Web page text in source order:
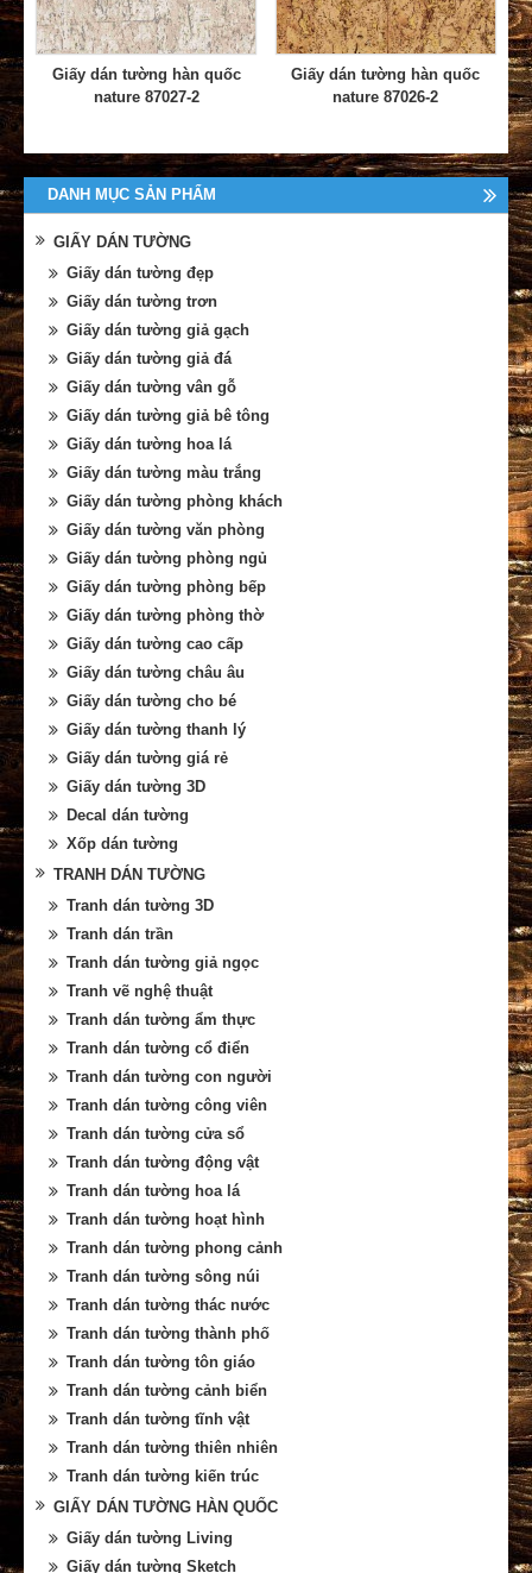
Giấy dán tường hàn quốc
nature 87027-2
Giấy dán tường hàn quốc
nature 87026-2
DANH MỤC SẢN PHẨM
GIẤY DÁN TƯỜNG
Giấy dán tường đẹp
Giấy dán tường trơn
Giấy dán tường giả gạch
Giấy dán tường giả đá
Giấy dán tường vân gỗ
Giấy dán tường giả bê tông
Giấy dán tường hoa lá
Giấy dán tường màu trắng
Giấy dán tường phòng khách
Giấy dán tường văn phòng
Giấy dán tường phòng ngủ
Giấy dán tường phòng bếp
Giấy dán tường phòng thờ
Giấy dán tường cao cấp
Giấy dán tường châu âu
Giấy dán tường cho bé
Giấy dán tường thanh lý
Giấy dán tường giá rẻ
Giấy dán tường 3D
Decal dán tường
Xốp dán tường
TRANH DÁN TƯỜNG
Tranh dán tường 3D
Tranh dán trần
Tranh dán tường giả ngọc
Tranh vẽ nghệ thuật
Tranh dán tường ẩm thực
Tranh dán tường cổ điển
Tranh dán tường con người
Tranh dán tường công viên
Tranh dán tường cửa sổ
Tranh dán tường động vật
Tranh dán tường hoa lá
Tranh dán tường hoạt hình
Tranh dán tường phong cảnh
Tranh dán tường sông núi
Tranh dán tường thác nước
Tranh dán tường thành phố
Tranh dán tường tôn giáo
Tranh dán tường cảnh biển
Tranh dán tường tĩnh vật
Tranh dán tường thiên nhiên
Tranh dán tường kiến trúc
GIẤY DÁN TƯỜNG HÀN QUỐC
Giấy dán tường Living
Giấy dán tường Sketch